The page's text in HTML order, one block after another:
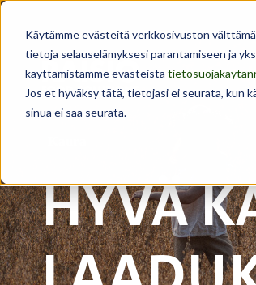
Käytämme evästeitä verkkosivuston
tietoja selauselämyksesi parantamiseen ja
käyttämistämme evästeistä
Jos et hyväksy tätä, tietojasi ei seurata, kun
sinua ei saa seurata.
HYVÄ